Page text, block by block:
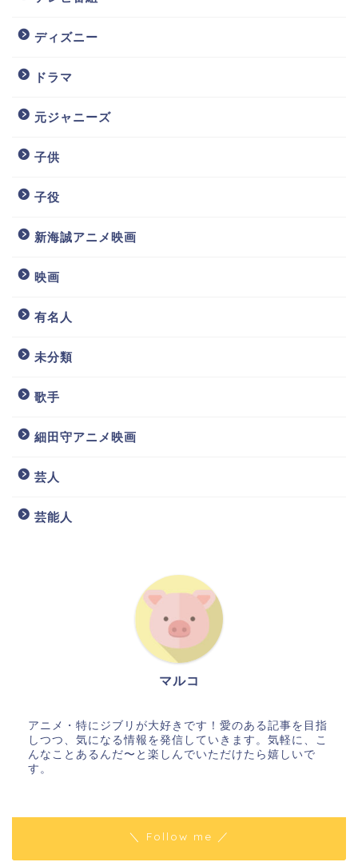
ディズニー
ドラマ
元ジャニーズ
子供
子役
新海誠アニメ映画
映画
有名人
未分類
歌手
細田守アニメ映画
芸人
芸能人
マルコ
アニメ・特にジブリが大好きです！愛のある記事を目指
しつつ、気になる情報を発信していきます。気軽に、こ
んなことあるんだ〜と楽しんでいただけたら嬉しいで
す。
＼ Follow me ／